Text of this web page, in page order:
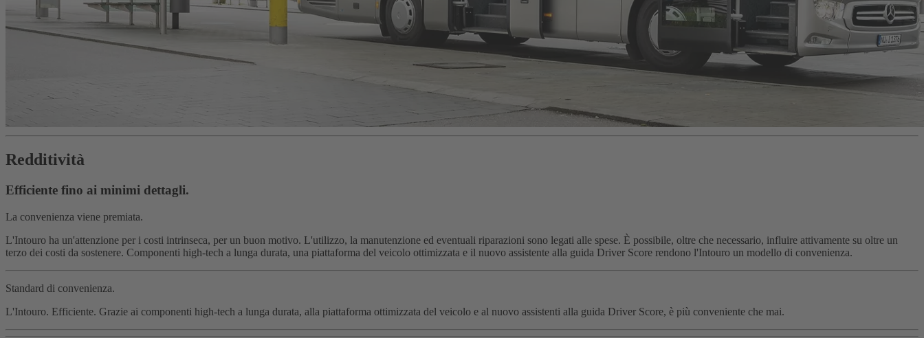
Redditività
Efficiente fino ai minimi dettagli.
La convenienza viene premiata.
L'Intouro ha un'attenzione per i costi intrinseca, per un buon motivo. L'utilizzo, la manutenzione ed eventuali riparazioni sono legati alle spese. È possibile, oltre che necessario, influire attivamente su oltre un
terzo dei costi da sostenere. Componenti high-tech a lunga durata, una piattaforma del veicolo ottimizzata e il nuovo assistente alla guida Driver Score rendono l'Intouro un modello di convenienza.
Standard di convenienza.
L'Intouro. Efficiente. Grazie ai componenti high-tech a lunga durata, alla piattaforma ottimizzata del veicolo e al nuovo assistenti alla guida Driver Score, è più conveniente che mai.